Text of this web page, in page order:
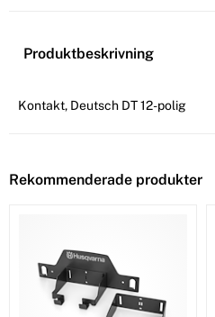
Produktbeskrivning
Kontakt, Deutsch DT 12-polig
Rekommenderade produkter